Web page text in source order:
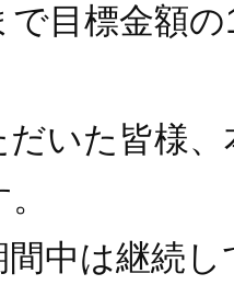
で目標金額
だいた皆様
間中は継続